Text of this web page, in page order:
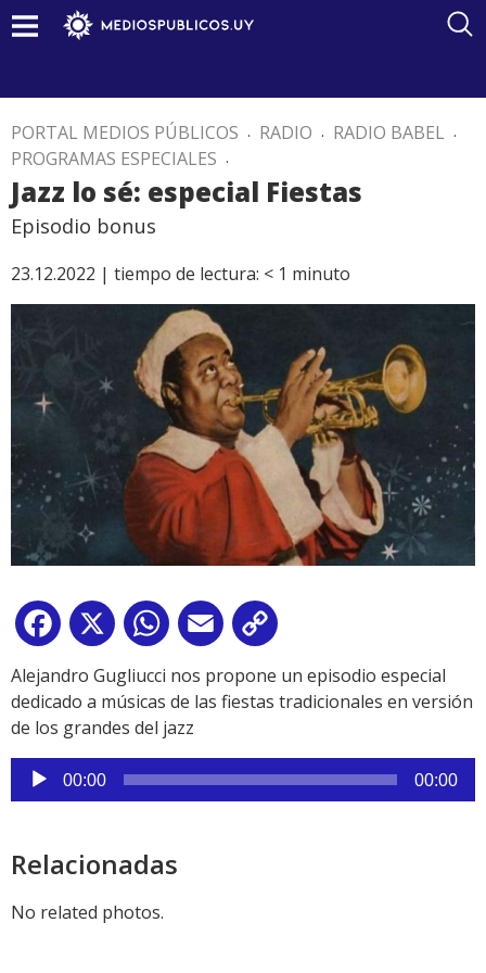
PORTAL MEDIOS PÚBLICOS . RADIO . RADIO BABEL .
PROGRAMAS ESPECIALES .
Jazz lo sé: especial Fiestas
Episodio bonus
23.12.2022 | tiempo de lectura: < 1 minuto
Facebook
X WhatsApp
Email
Link
Alejandro Gugliucci nos propone un episodio especial
dedicado a músicas de las fiestas tradicionales en versión
de los grandes del jazz
Reproductor
de
00:00 00:00
Relacionadas
No related photos.